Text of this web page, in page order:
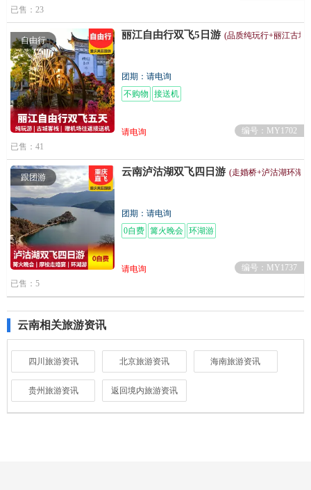
已售：23
自由行 丽江自由行双飞5日游 (品质纯玩行+丽江古城
团期：请电询
不购物
接送机
请电询
编号：MY1702
已售：41
跟团游 云南泸沽湖双飞四日游 (走婚桥+泸沽湖环湖
团期：请电询
0自费 篝火晚会 环湖游
请电询
编号：MY1737
已售：5
云南相关旅游资讯
四川旅游资讯 北京旅游资讯 海南旅游资讯
贵州旅游资讯 返回境内旅游资讯